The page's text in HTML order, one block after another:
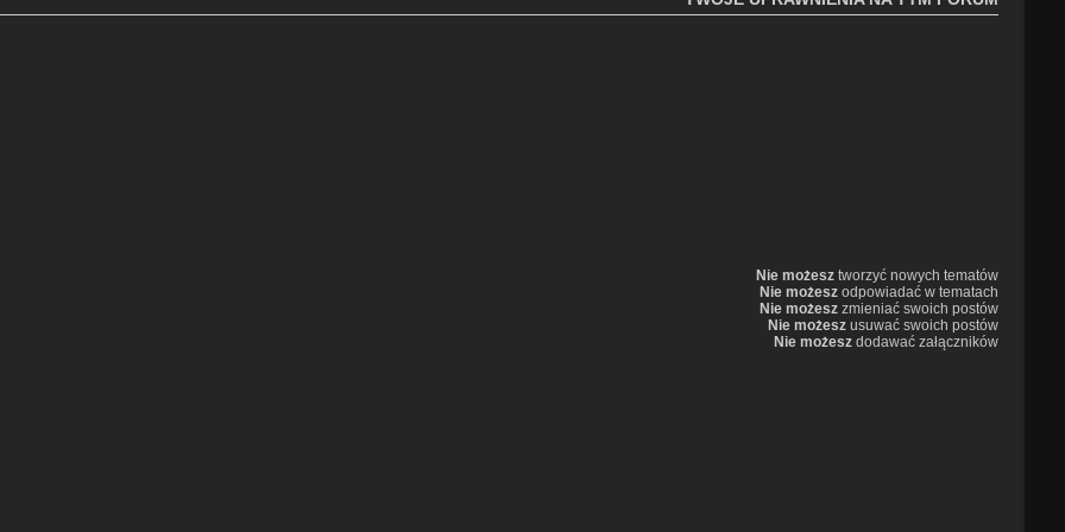
Nie możesz tworzyć nowych tematów
Nie możesz odpowiadać w tematach
Nie możesz zmieniać swoich postów
Nie możesz usuwać swoich postów
Nie możesz dodawać załączników